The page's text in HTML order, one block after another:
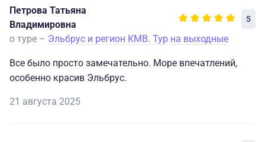
Петрова Татьяна
Владимировна
5
о туре – Эльбрус и регион КМВ. Тур на выходные
Все было просто замечательно. Море впечатлений,
особенно красив Эльбрус.
21 августа 2025